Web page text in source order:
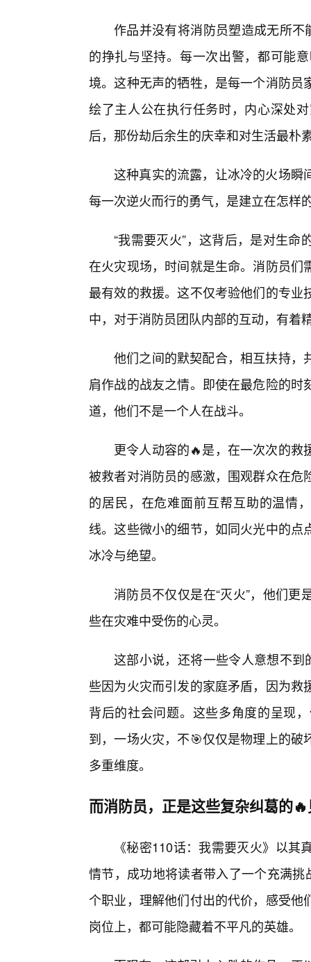
作品并没有将消防员塑造成无所不
的挣扎与坚持。每一次出警，都可能
境。这种无声的牺牲，是每一个消防
绘了主人公在执行任务时，内心深处
后，那份劫后余生的庆幸和对生活最朴
这种真实的流露，让冰冷的火场瞬
每一次逆火而行的勇气，是建立在怎样
“我需要灭火”，这背后，是对生
在火灾现场，时间就是生命。消防员
最有效的救援。这不仅考验他们的专
中，对于消防员团队内部的互动，有着
他们之间的默契配合，相互扶持，
肩作战的战友之情。即使在最危险的
道，他们不是一个人在战斗。
更令人动容的🔥是，在一次次的
被救者对消防员的感激，围观群众在
的居民，在危难面前互帮互助的温情
线。这些微小的细节，如同火光中的
冰冷与绝望。
消防员不仅仅是在“灭火”，他们
些在灾难中受伤的心灵。
这部小说，还将一些令人意想不到
些因为火灾而引发的家庭矛盾，因为
背后的社会问题。这些多角度的呈现
到，一场火灾，不🎯仅仅是物理上的
多重维度。
而消防员，正是这些复杂纠葛的
《秘密110话：我需要灭火》以
情节，成功地将读者带入了一个充满
个职业，理解他们付出的代价，感受
岗位上，都可能隐藏着不平凡的英雄。